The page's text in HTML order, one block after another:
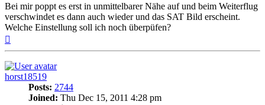
Bei mir poppt es erst in unmittelbarer Nähe auf und beim Weiterflug
verschwindet es dann auch wieder und das SAT Bild erscheint.
Welche Einstellung soll ich noch überpüfen?
horst18519
Posts: 2744
Joined: Thu Dec 15, 2011 4:28 pm